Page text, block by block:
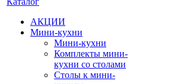
АКЦИИ
Мини-кухни
Мини-кухни
Комплекты мини-
кухни со столами
Столы к мини-